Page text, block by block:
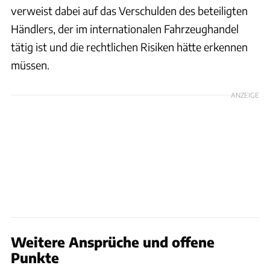
verweist dabei auf das Verschulden des beteiligten
Händlers, der im internationalen Fahrzeughandel
tätig ist und die rechtlichen Risiken hätte erkennen
müssen.
ANZEIGE
Weitere Ansprüche und offene
Punkte